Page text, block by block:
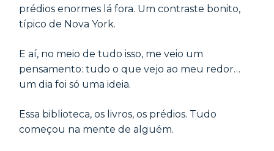
prédios enormes lá fora. Um contraste bonito,
típico de Nova York.
E aí, no meio de tudo isso, me veio um
pensamento: tudo o que vejo ao meu redor…
um dia foi só uma ideia.
Essa biblioteca, os livros, os prédios. Tudo
começou na mente de alguém.